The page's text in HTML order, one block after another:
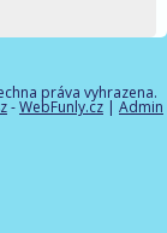
práva vyhrazena.
-WebFunly.cz | Admin